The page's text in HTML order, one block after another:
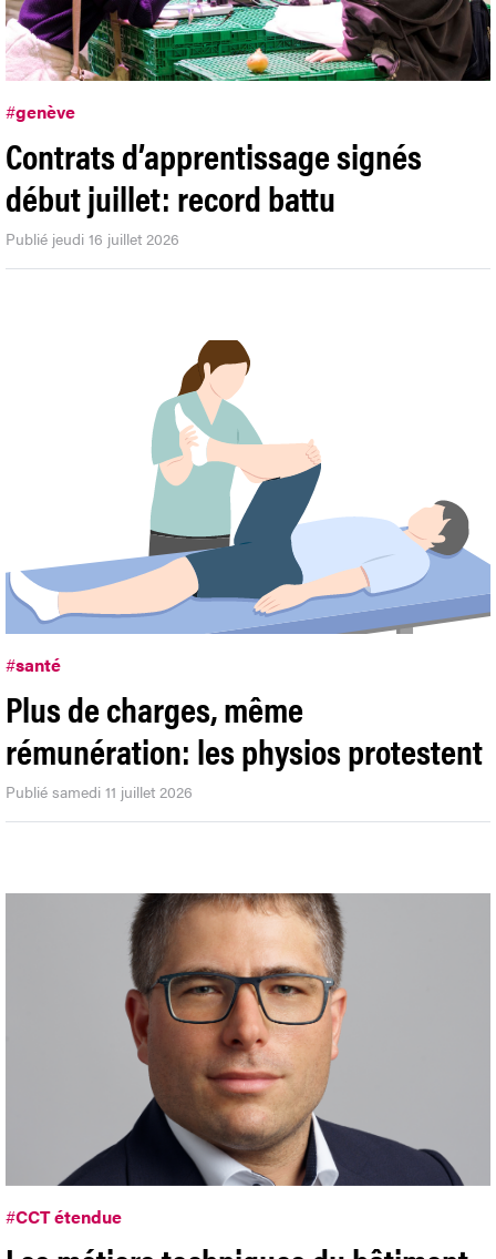
#genève
Contrats d’apprentissage signés
début juillet: record battu
Publié jeudi 16 juillet 2026
#santé
Plus de charges, même
rémunération: les physios protestent
Publié samedi 11 juillet 2026
#CCT étendue